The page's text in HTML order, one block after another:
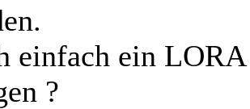
einfach ein
?